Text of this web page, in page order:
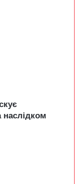
наслідком